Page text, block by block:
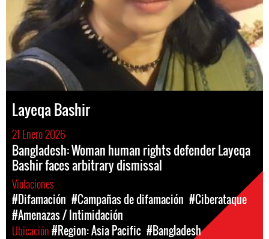
Layeqa Bashir
21 Enero 2026
Bangladesh: Woman human rights defender Layeqa
Bashir faces arbitrary dismissal
Violaciones
#Difamación #Campañas de difamación #Ciberataque
#Amenazas / Intimidación
Ubicación#Region: Asia Pacific #Bangladesh